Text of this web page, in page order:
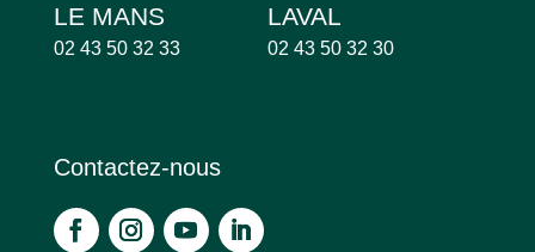
LE MANS
02 43 50 32 33
LAVAL
02 43 50 32 30
Contactez-nous